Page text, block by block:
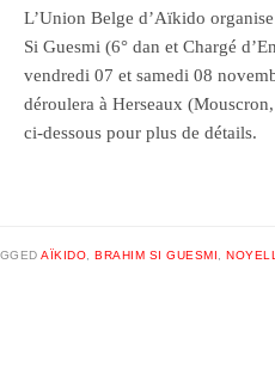
L’Union Belge d’Aïkido
Si Guesmi (6° dan et Chargé
vendredi 07 et samedi 08
déroulera à Herseaux
ci-dessous pour plus de détails.
AÏKIDO ,BRAHIM SI GUESMI ,